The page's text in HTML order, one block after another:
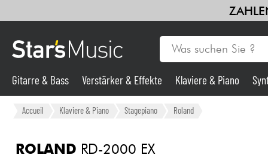
Gitarre & Bass
Synths & samplers
Gitarre & Bass Verstärker & Effekte Klaviere & Piano
Accueil Klaviere & Piano Stagepiano Roland
ROLAND RD-2000 EX